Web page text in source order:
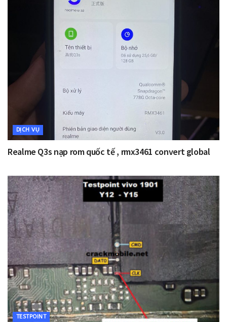
DỊCH VỤ
Realme Q3s nạp rom quốc tế , rmx3461 convert global
TESTPOINT